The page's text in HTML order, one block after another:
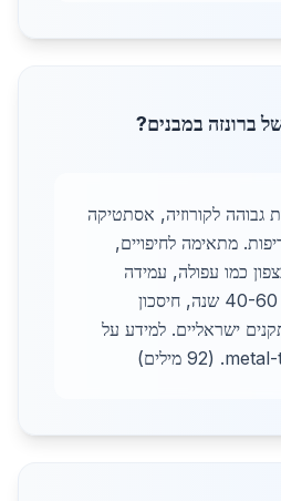
ברונזה במבנים?
גבוהה לקורוזיה, אסתטיקה
מתאימה לחיפויים,
כמו עפולה, עמידה
בלחות. תוחלת חיים 40-60 שנה, חיסכון
ישראליים. למידע על